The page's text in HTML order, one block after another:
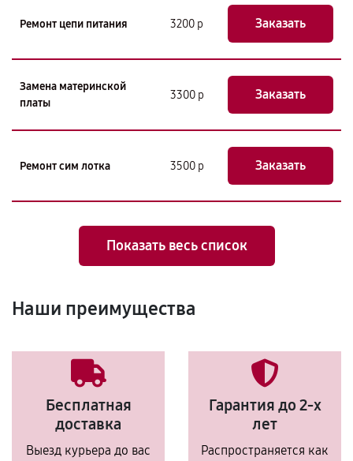
Ремонт цепи питания 3200 р Заказать
Замена материнской
платы
3300 р Заказать
Ремонт сим лотка 3500 р Заказать
Показать весь список
Наши преимущества
Бесплатная
доставка
Выезд курьера до вас
Гарантия до 2-х
лет
Распространяется как